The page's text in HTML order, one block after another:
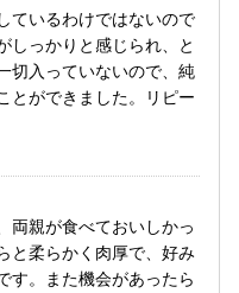
ているわけではないので
しっかりと感じられ、と
切入っていないので、純
とができました。リピー
両親が食べておいしかっ
と柔らかく肉厚で、好み
す。また機会があったら